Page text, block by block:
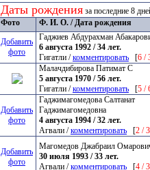
Даты рождения за последние 8
Фото
Ф. И. О. / Дата рождения
Добавить
фото
Гаджиев Абдурахман
6 августа 1992 / 34 лет.
Гигатли /комментировать [6 /
Малачдибирова Патимат С
5 августа 1970 / 56 лет.
Гигатли /комментировать [5 /
Добавить
фото
Гаджимагомедова Салтанат
Гаджимагомедовна
4 августа 1994 / 32 лет.
Агвали /комментировать [2 /
Добавить
фото
Магомедов Джабраил
30 июля 1993 / 33 лет.
Агвали /комментировать [4 /